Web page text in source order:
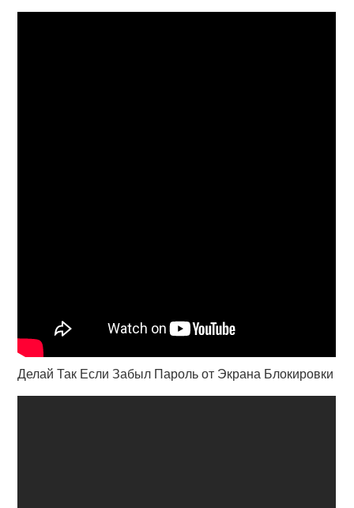
Делай Так Если Забыл Пароль от Экрана Блокировки